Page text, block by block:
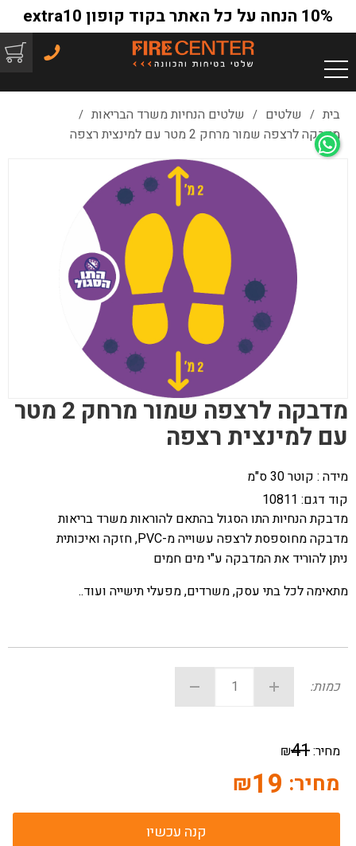
10% הנחה על כל האתר בקוד קופון extra10
בית / שלטים / שלטים הנחיות משרד הבריאות /
מדבקה לרצפה שמור מרחק 2 מטר עם למינצית רצפה
מדבקה לרצפה שמור מרחק 2 מטר
עם למינצית רצפה
מידה : קוטר 30 ס"מ
קוד דגם: 10811
מדבקת הנחיות התו הסגול בהתאם להוראות משרד בריאות
מדבקה מחוספסת לרצפה עשוייה מ-PVC, חזקה ואיכותית
ניתן להוריד את המדבקה ע"י מים חמים
מתאימה לכל בתי עסק, משרדים, מפעלי תישייה ועוד..
כמות:
מחיר:41
₪
מחיר: 19
₪
קנה עכשיו